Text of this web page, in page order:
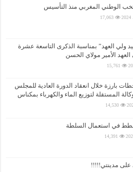
الوطني المغربي منذ التأسيس
17,063
ولي العهد” بمناسبة الذكرى التاسعة عشرة
العهد الأمير مولاي الحسن
15,761
بارزة خلال انعقاد الدورة العادية للمجلس
المستقلة لتوزيع الماء والكهرباء بمكناس
14,530
في استعمال السلطة
14,391
على مدينتي!!!!!